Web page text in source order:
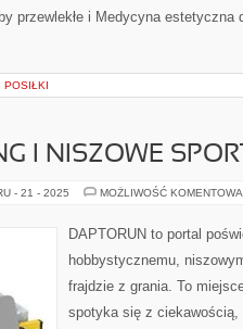
przewlekłe i Medycyna
POSIŁKI
I NISZOWE
- 21 - 2025 MOŻLIWOŚĆ
DAPTORUN to portal
hobbystycznemu,
frajdzie z grania. To
spotyka się z ciekawością,